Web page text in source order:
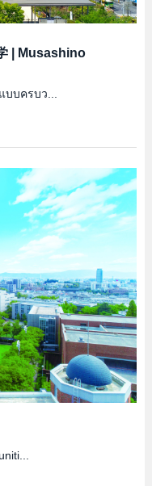
|
Musashino
บบครบว...